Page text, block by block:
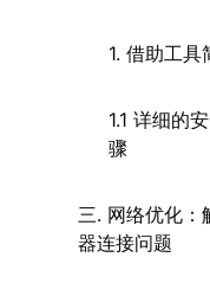
1. 借助工具
1.1 详细的
骤
三. 网络优化：
器连接问题